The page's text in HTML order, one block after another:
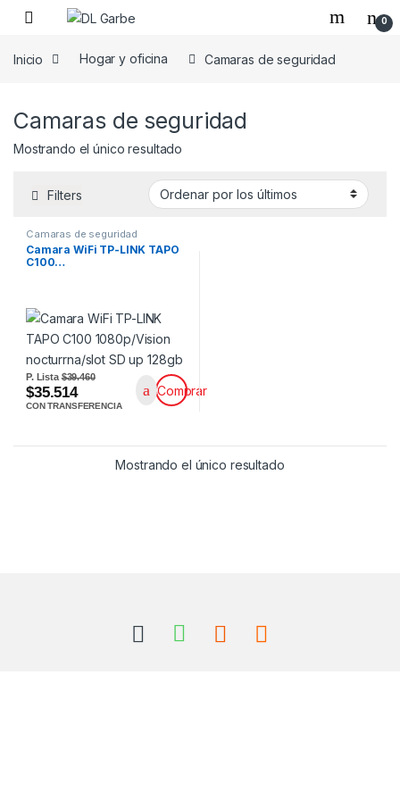
0
Inicio Hogar y oficina Camaras de seguridad
Camaras de seguridad
Mostrando el único resultado
Filters
Camaras de seguridad
Camara WiFi TP-LINK TAPO
C100…
P. Lista$39.460
$35.514
CON TRANSFERENCIA
Comprar
Mostrando el único resultado